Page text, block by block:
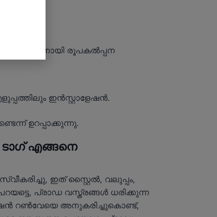
രൂപകൽപ്പന
ഇൻസ്റ്റാളേഷൻ.
ഉറപ്പാക്കുന്നു.
എങ്ങനെ
ഇത് സ്റ്റൈൽ, വലുപ്പം,
പ്രാഡ വസ്ത്രങ്ങൾ ധരിക്കുന്ന
റൺവേയെ അനുകരിച്ചുകൊണ്ട്,